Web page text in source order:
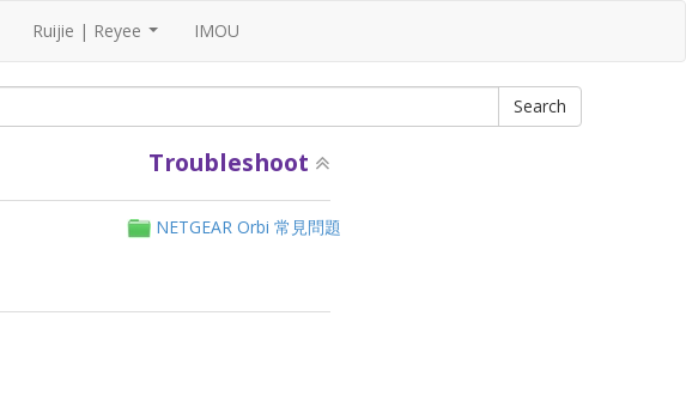
Ruijie | Reyee IMOU
Troubleshoot
NETGEAR Orbi 常見問題